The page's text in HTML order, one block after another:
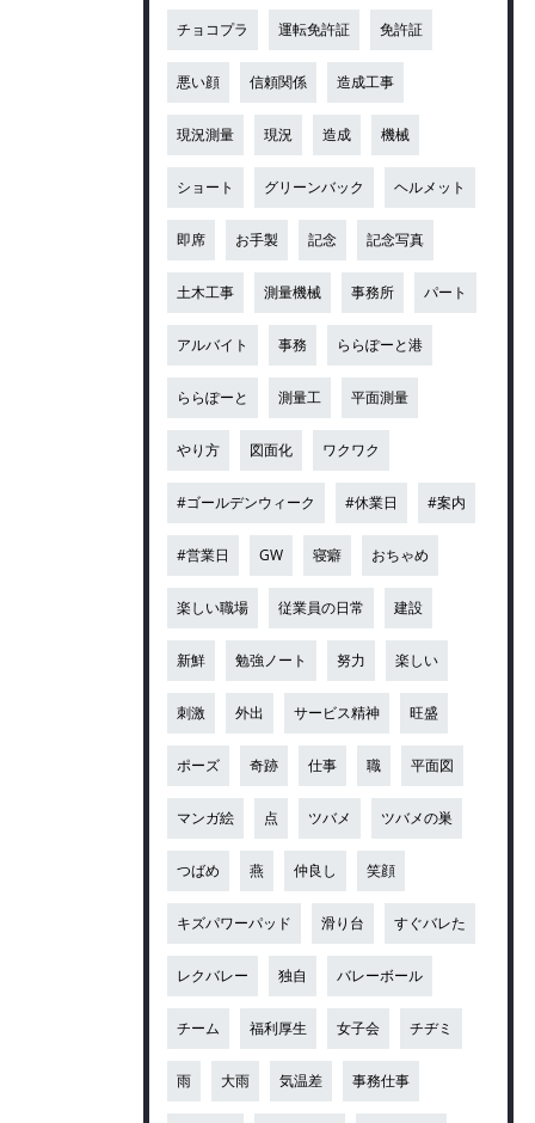
チョコプラ 運転免許証 免許証
悪い顔 信頼関係 造成工事
現況測量 現況 造成 機械
ショート グリーンバック ヘルメット
即席 お手製 記念 記念写真
土木工事 測量機械 事務所 パート
アルバイト 事務 ららぽーと港
ららぽーと 測量工 平面測量
やり方 図面化 ワクワク
#ゴールデンウィーク #休業日 #案内
#営業日 GW 寝癖 おちゃめ
楽しい職場 従業員の日常 建設
新鮮 勉強ノート 努力 楽しい
刺激 外出 サービス精神 旺盛
ポーズ 奇跡 仕事 職 平面図
マンガ絵 点 ツバメ ツバメの巣
つばめ 燕 仲良し 笑顔
キズパワーパッド 滑り台 すぐバレた
レクバレー 独自 バレーボール
チーム 福利厚生 女子会 チヂミ
雨 大雨 気温差 事務仕事